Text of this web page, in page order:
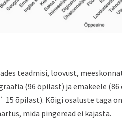
teadmisi, loovust,
(96 õpilast) ja emakeele
õpilast). Kõigi osaluste taga
mida pingeread ei kajasta.